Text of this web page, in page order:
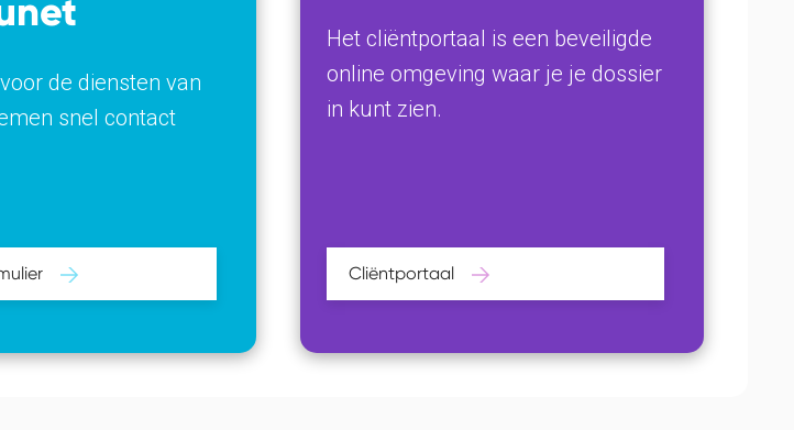
de diensten van
snel contact
Het cliëntportaal is een beveiligde
online omgeving waar je je dossier
in kunt zien.
Cliëntportaal